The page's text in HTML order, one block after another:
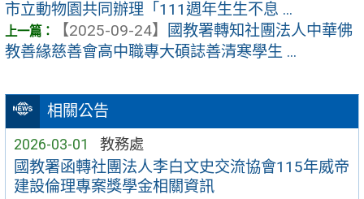
相關公告
2026-03-01 教務處
國教署函轉社團法人李白文史交流協會115年威帝
建設倫理專案獎學金相關資訊
市立動物園共同辦理「111週年生生不息 ...
【2025-09-24】
國教署轉知社團法人中華佛
教善緣慈善會高中職專大碩誌善清寒學生 ...